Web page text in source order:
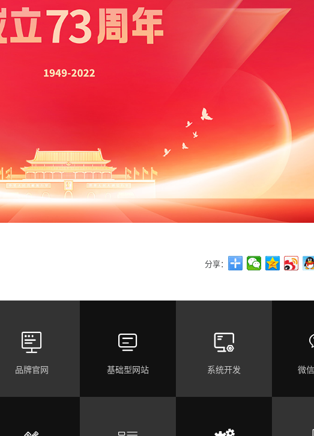
分享：

品牌官网

基础型网站

系统开发 微